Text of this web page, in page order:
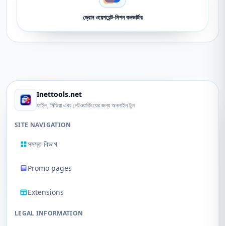
ড্রোন ওয়েপয়েন্ট-মিশন কনভার্টার
Inettools.net
ফাইল, মিডিয়া এবং নেটওয়ার্কিংয়ের জন্য অনলাইন টুল
SITE NAVIGATION
সমস্ত বিভাগ
Promo pages
Extensions
LEGAL INFORMATION